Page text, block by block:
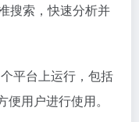
搜索，快速分析并
平台上运行，包括
用户进行使用。